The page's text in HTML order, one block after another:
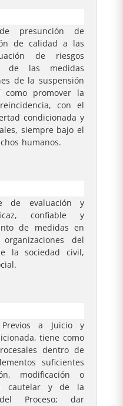
presunción de
de calidad a las
de riesgos
de las medidas
de la suspensión
como promover la
con el
condicionada y
siempre bajo el
humanos.
de evaluación y
confiable y
de medidas en
del
la sociedad civil,
a Juicio y
tiene como
dentro de
suficientes
modificación o
cautelar y de la
Proceso; dar